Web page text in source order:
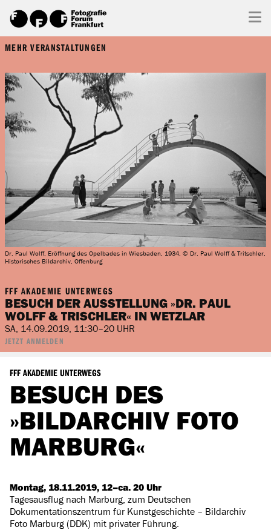
MEHR VERANSTALTUNGEN
Dr. Paul Wolff, Eröffnung des Opelbades in Wiesbaden, 1934, © Dr. Paul Wolff & Tritschler,
Historisches Bildarchiv, Offenburg
FFF AKADEMIE UNTERWEGS
BESUCH DER AUSSTELLUNG »DR. PAUL
WOLFF & TRISCHLER« IN WETZLAR
SA, 14.09.2019, 11:30–20 UHR
JETZT ANMELDEN
FFF AKADEMIE UNTERWEGS
BESUCH DES
»BILDARCHIV FOTO
MARBURG«
Montag, 18.11.2019, 12–ca. 20 Uhr
Tagesausflug nach Marburg, zum Deutschen
Dokumentationszentrum für Kunstgeschichte – Bildarchiv
Foto Marburg (DDK) mit privater Führung.